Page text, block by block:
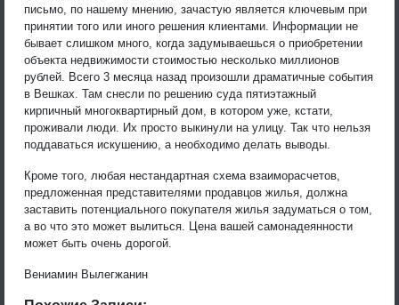
письмо, по нашему мнению, зачастую является ключевым при
принятии того или иного решения клиентами. Информации не
бывает слишком много, когда задумываешься о приобретении
объекта недвижимости стоимостью несколько миллионов
рублей. Всего 3 месяца назад произошли драматичные события
в Вешках. Там снесли по решению суда пятиэтажный
кирпичный многоквартирный дом, в котором уже, кстати,
проживали люди. Их просто выкинули на улицу. Так что нельзя
поддаваться искушению, а необходимо делать выводы.
Кроме того, любая нестандартная схема взаиморасчетов,
предложенная представителями продавцов жилья, должна
заставить потенциального покупателя жилья задуматься о том,
а во что это может вылиться. Цена вашей самонадеянности
может быть очень дорогой.
Вениамин Вылегжанин